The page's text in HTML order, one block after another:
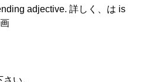
adjective. 詳しく、は is
い。